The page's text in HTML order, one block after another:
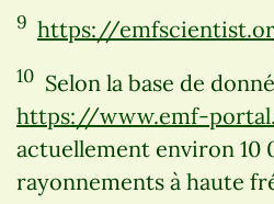
9 https://
10 Selon la base de
https://www.emf-
actuellement environ 10
rayonnements à haute